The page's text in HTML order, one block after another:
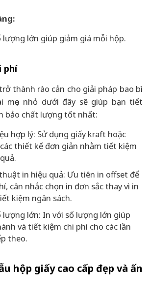
lớn giúp giảm giá mỗi hộp.
phí
thành rào cản cho giải pháp bao bì
mẹo nhỏ dưới đây sẽ giúp bạn tiết
bảo chất lượng tốt nhất:
hợp lý: Sử dụng giấy kraft hoặc
thiết kế đơn giản nhằm tiết kiệm
in hiệu quả: Ưu tiên in offset để
cân nhắc chọn in đơn sắc thay vì in
kiệm ngân sách.
lớn: In với số lượng lớn giúp
và tiết kiệm chi phí cho các lần
theo.
hộp giấy cao cấp đẹp và ấn